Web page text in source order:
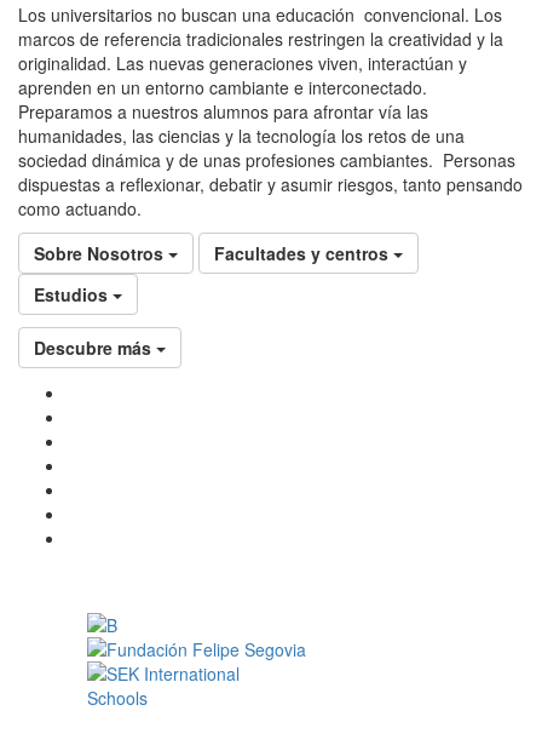
Los universitarios no buscan una educación convencional. Los
marcos de referencia tradicionales restringen la creatividad y la
originalidad. Las nuevas generaciones viven, interactúan y
aprenden en un entorno cambiante e interconectado.
Preparamos a nuestros alumnos para afrontar vía las
humanidades, las ciencias y la tecnología los retos de una
sociedad dinámica y de unas profesiones cambiantes. Personas
dispuestas a reflexionar, debatir y asumir riesgos, tanto pensando
como actuando.
Sobre Nosotros
Facultades y centros
Estudios
Descubre más